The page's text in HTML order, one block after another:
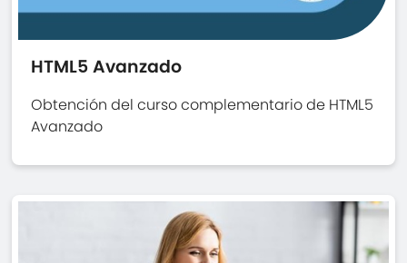
HTML5 Avanzado
Obtención del curso complementario de HTML5
Avanzado